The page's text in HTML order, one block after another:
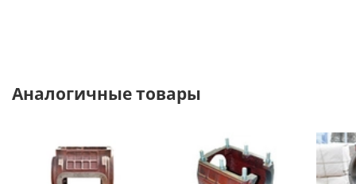
Аналогичные товары